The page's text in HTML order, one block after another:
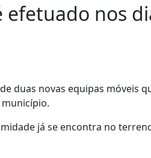
nos
duas novas equipas móveis
já se encontra no